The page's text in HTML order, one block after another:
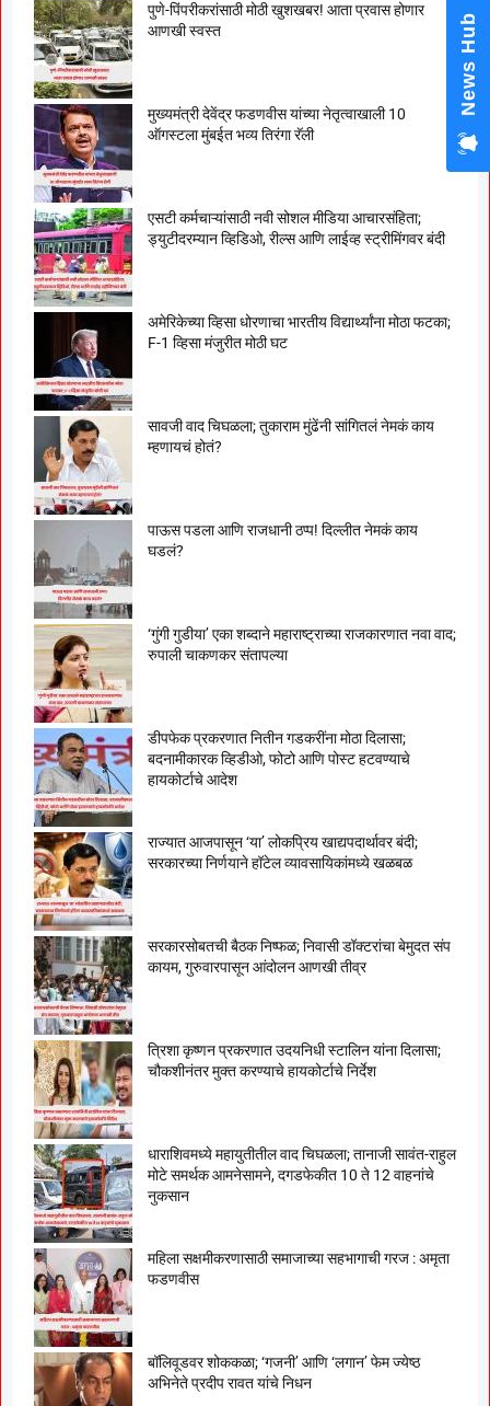
पुणे-पिंपरीकरांसाठी मोठी खुशखबर! आता प्रवास होणार
आणखी स्वस्त
मुख्यमंत्री देवेंद्र फडणवीस यांच्या नेतृत्वाखाली 10
ऑगस्टला मुंबईत भव्य तिरंगा रॅली
एसटी कर्मचाऱ्यांसाठी नवी सोशल मीडिया आचारसंहिता;
ड्युटीदरम्यान व्हिडिओ, रील्स आणि लाईव्ह स्ट्रीमिंगवर बंदी
अमेरिकेच्या व्हिसा धोरणाचा भारतीय विद्यार्थ्यांना मोठा फटका;
F-1 व्हिसा मंजुरीत मोठी घट
सावजी वाद चिघळला; तुकाराम मुंढेंनी सांगितलं नेमकं काय
म्हणायचं होतं?
पाऊस पडला आणि राजधानी ठप्प! दिल्लीत नेमकं काय
घडलं?
‘गुंगी गुडीया’ एका शब्दाने महाराष्ट्राच्या राजकारणात नवा वाद;
रुपाली चाकणकर संतापल्या
डीपफेक प्रकरणात नितीन गडकरींना मोठा दिलासा;
बदनामीकारक व्हिडीओ, फोटो आणि पोस्ट हटवण्याचे
हायकोर्टाचे आदेश
राज्यात आजपासून ‘या’ लोकप्रिय खाद्यपदार्थावर बंदी;
सरकारच्या निर्णयाने हॉटेल व्यावसायिकांमध्ये खळबळ
सरकारसोबतची बैठक निष्फळ; निवासी डॉक्टरांचा बेमुदत संप
कायम, गुरुवारपासून आंदोलन आणखी तीव्र
त्रिशा कृष्णन प्रकरणात उदयनिधी स्टालिन यांना दिलासा;
चौकशीनंतर मुक्त करण्याचे हायकोर्टाचे निर्देश
धाराशिवमध्ये महायुतीतील वाद चिघळला; तानाजी सावंत-राहुल
मोटे समर्थक आमनेसामने, दगडफेकीत 10 ते 12 वाहनांचे
नुकसान
महिला सक्षमीकरणासाठी समाजाच्या सहभागाची गरज : अमृता
फडणवीस
बॉलिवूडवर शोककळा; ‘गजनी’ आणि ‘लगान’ फेम ज्येष्ठ
अभिनेते प्रदीप रावत यांचे निधन
News Hub